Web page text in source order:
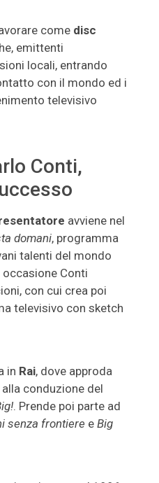
come disc
emittenti
locali, entrando
con il mondo ed i
televisivo
Conti,
avviene nel
domani, programma
talenti del mondo
Conti
con cui crea poi
televisivo con sketch
in Rai, dove approda
conduzione del
. Prende poi parte ad
senza frontiere e Big